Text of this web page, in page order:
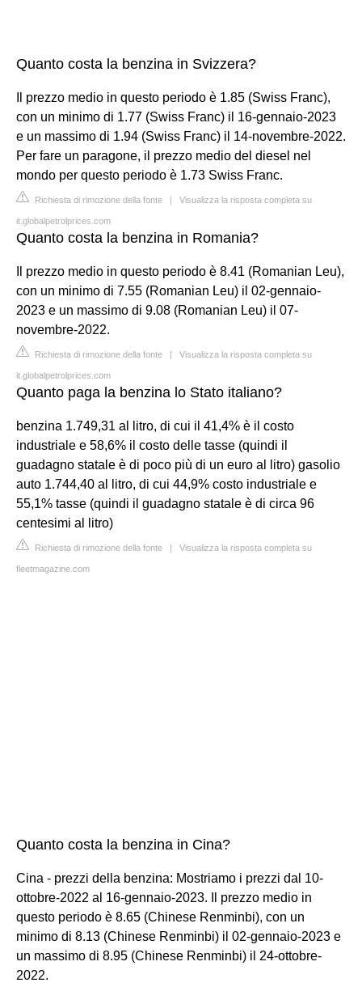
Quanto costa la benzina in Svizzera?
Il prezzo medio in questo periodo è 1.85 (Swiss Franc),
con un minimo di 1.77 (Swiss Franc) il 16-gennaio-2023
e un massimo di 1.94 (Swiss Franc) il 14-novembre-2022.
Per fare un paragone, il prezzo medio del diesel nel
mondo per questo periodo è 1.73 Swiss Franc.
Richiesta di rimozione della fonte | Visualizza la risposta completa su
it.globalpetrolprices.com
Quanto costa la benzina in Romania?
Il prezzo medio in questo periodo è 8.41 (Romanian Leu),
con un minimo di 7.55 (Romanian Leu) il 02-gennaio-
2023 e un massimo di 9.08 (Romanian Leu) il 07-
novembre-2022.
Richiesta di rimozione della fonte | Visualizza la risposta completa su
it.globalpetrolprices.com
Quanto paga la benzina lo Stato italiano?
benzina 1.749,31 al litro, di cui il 41,4% è il costo
industriale e 58,6% il costo delle tasse (quindi il
guadagno statale è di poco più di un euro al litro) gasolio
auto 1.744,40 al litro, di cui 44,9% costo industriale e
55,1% tasse (quindi il guadagno statale è di circa 96
centesimi al litro)
Richiesta di rimozione della fonte | Visualizza la risposta completa su
fleetmagazine.com
Quanto costa la benzina in Cina?
Cina - prezzi della benzina: Mostriamo i prezzi dal 10-
ottobre-2022 al 16-gennaio-2023. Il prezzo medio in
questo periodo è 8.65 (Chinese Renminbi), con un
minimo di 8.13 (Chinese Renminbi) il 02-gennaio-2023 e
un massimo di 8.95 (Chinese Renminbi) il 24-ottobre-
2022.